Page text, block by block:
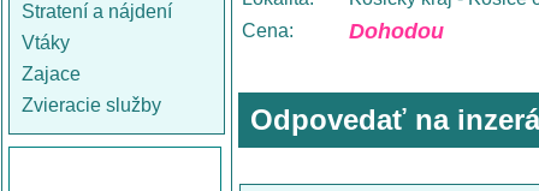
Stratení a nájdení
Vtáky
Zajace
Zvieracie služby
Cena:
Dohodou
Odpovedať na